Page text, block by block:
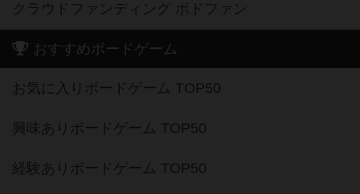
クラウドファンディング ボドファン
おすすめボードゲーム
お気に入りボードゲーム TOP50
興味ありボードゲーム TOP50
経験ありボードゲーム TOP50